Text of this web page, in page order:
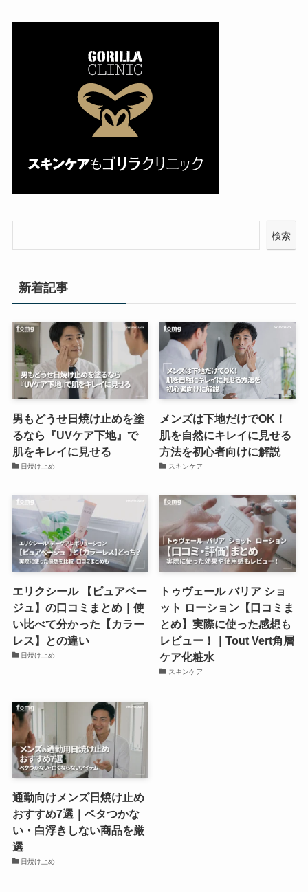
検索
新着記事
男もどうせ日焼け止めを塗
るなら『UVケア下地』で
肌をキレイに見せる
日焼け止め
メンズは下地だけでOK！
肌を自然にキレイに見せる
方法を初心者向けに解説
スキンケア
エリクシール 【ピュアベー
ジュ】の口コミまとめ｜使
い比べて分かった【カラー
レス】との違い
日焼け止め
トゥヴェール バリア ショ
ット ローション【口コミま
とめ】実際に使った感想も
レビュー！｜Tout Vert角層
ケア化粧水
スキンケア
通勤向けメンズ日焼け止め
おすすめ7選｜ベタつかな
い・白浮きしない商品を厳
選
日焼け止め